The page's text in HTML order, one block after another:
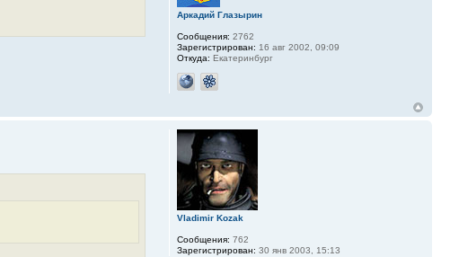
Аркадий Глазырин
Сообщения: 2762
Зарегистрирован: 16 авг 2002, 09:09
Откуда: Екатеринбург
Vladimir Kozak
Сообщения: 762
Зарегистрирован: 30 янв 2003, 15:13